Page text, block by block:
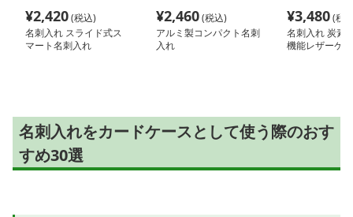
¥2,420(税込)
名刺入れ スライド式ス
マート名刺入れ
¥2,460(税込)
アルミ製コンパクト名刺
入れ
¥3,480(税
名刺入れ 炭素
機能レザーケ
名刺入れをカードケースとして使う際のおす
すめ30選